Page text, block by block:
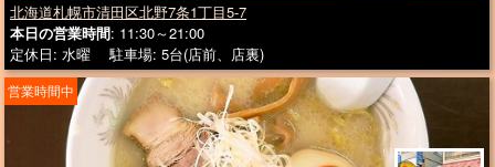
北海道札幌市清田区北野7条1丁目5-7
本日の営業時間: 11:30～21:00
定休日: 水曜 駐車場: 5台(店前、店裏)
営業時間中